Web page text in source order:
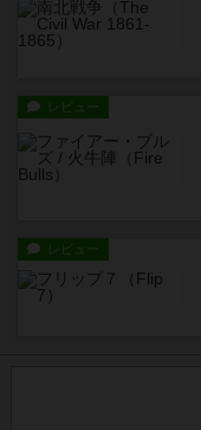
レビュー
レビュー